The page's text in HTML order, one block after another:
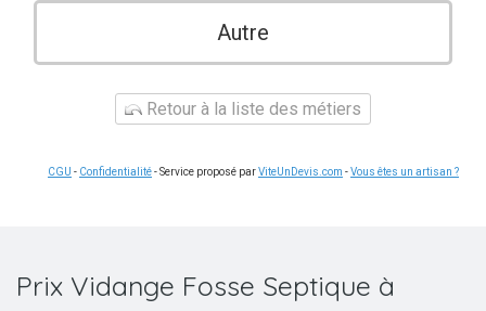
Autre
Retour à la liste des métiers
CGU - Confidentialité- Service proposé parViteUnDevis.com -Vous êtes un artisan ?
Prix Vidange Fosse Septique à